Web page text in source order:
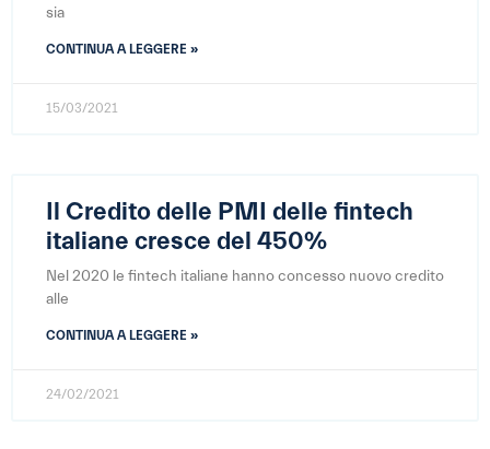
sia
CONTINUA A LEGGERE »
15/03/2021
Il Credito delle PMI delle fintech
italiane cresce del 450%
Nel 2020 le fintech italiane hanno concesso nuovo credito
alle
CONTINUA A LEGGERE »
24/02/2021